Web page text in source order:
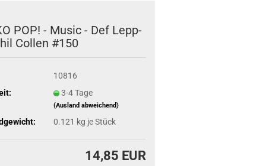
POP! - Music - Def Lepp­
Col­len #150
10816
3-4 Tage
(Ausland abweichend)
0.121 kg je Stück
14,85 EUR